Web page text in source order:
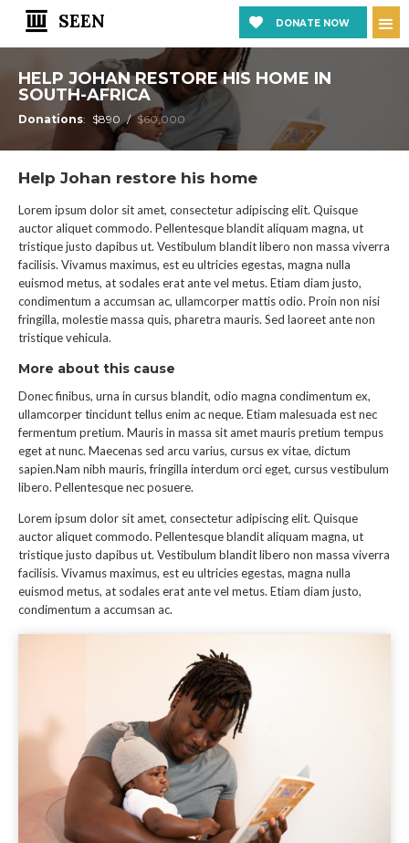
SEEN DONATE NOW
HELP JOHAN RESTORE HIS HOME IN
SOUTH-AFRICA
Donations: $890 / $60,000
Help Johan restore his home
Lorem ipsum dolor sit amet, consectetur adipiscing elit. Quisque
auctor aliquet commodo. Pellentesque blandit aliquam magna, ut
tristique justo dapibus ut. Vestibulum blandit libero non massa viverra
facilisis. Vivamus maximus, est eu ultricies egestas, magna nulla
euismod metus, at sodales erat ante vel metus. Etiam diam justo,
condimentum a accumsan ac, ullamcorper mattis odio. Proin non nisi
fringilla, molestie massa quis, pharetra mauris. Sed laoreet ante non
tristique vehicula.
More about this cause
Donec finibus, urna in cursus blandit, odio magna condimentum ex,
ullamcorper tincidunt tellus enim ac neque. Etiam malesuada est nec
fermentum pretium. Mauris in massa sit amet mauris pretium tempus
eget at nunc. Maecenas sed arcu varius, cursus ex vitae, dictum
sapien.Nam nibh mauris, fringilla interdum orci eget, cursus vestibulum
libero. Pellentesque nec posuere.
Lorem ipsum dolor sit amet, consectetur adipiscing elit. Quisque
auctor aliquet commodo. Pellentesque blandit aliquam magna, ut
tristique justo dapibus ut. Vestibulum blandit libero non massa viverra
facilisis. Vivamus maximus, est eu ultricies egestas, magna nulla
euismod metus, at sodales erat ante vel metus. Etiam diam justo,
condimentum a accumsan ac.